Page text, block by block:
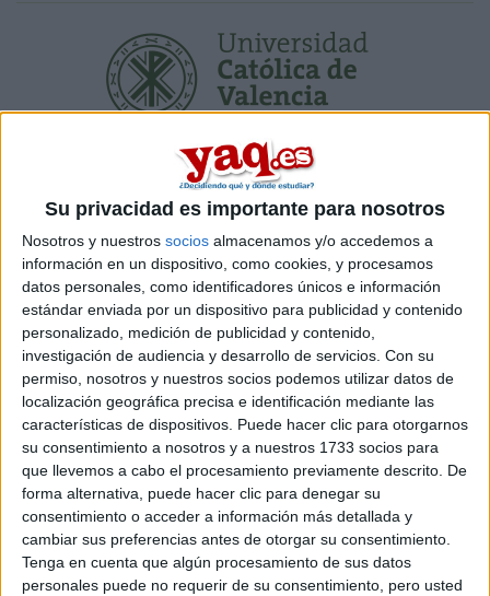
Su privacidad es importante para nosotros
Nosotros y nuestros socios almacenamos y/o accedemos a
información en un dispositivo, como cookies, y procesamos
datos personales, como identificadores únicos e información
estándar enviada por un dispositivo para publicidad y contenido
personalizado, medición de publicidad y contenido,
investigación de audiencia y desarrollo de servicios. Con su
permiso, nosotros y nuestros socios podemos utilizar datos de
localización geográfica precisa e identificación mediante las
características de dispositivos. Puede hacer clic para otorgarnos
su consentimiento a nosotros y a nuestros 1733 socios para
que llevemos a cabo el procesamiento previamente descrito. De
forma alternativa, puede hacer clic para denegar su
consentimiento o acceder a información más detallada y
cambiar sus preferencias antes de otorgar su consentimiento.
Tenga en cuenta que algún procesamiento de sus datos
personales puede no requerir de su consentimiento, pero usted
Titulaciones ofrecidas
Titulación
Máster Universitario en Atención Integral a Personas con
Máster Universitario en Educación y Rehabilitación de Conductas
¡Síguenos en Facebook!